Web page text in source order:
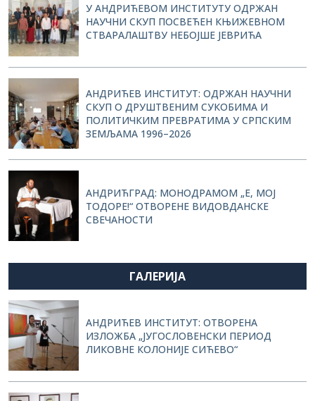
У АНДРИЋЕВОМ ИНСТИТУТУ ОДРЖАН
НАУЧНИ СКУП ПОСВЕЋЕН КЊИЖЕВНОМ
СТВАРАЛАШТВУ НЕБОЈШЕ ЈЕВРИЋА
АНДРИЋЕВ ИНСТИТУТ: ОДРЖАН НАУЧНИ
СКУП О ДРУШТВЕНИМ СУКОБИМА И
ПОЛИТИЧКИМ ПРЕВРАТИМА У СРПСКИМ
ЗЕМЉАМА 1996–2026
АНДРИЋГРАД: МОНОДРАМОМ „Е, МОЈ
ТОДОРЕ!“ ОТВОРЕНЕ ВИДОВДАНСКЕ
СВЕЧАНОСТИ
ГАЛЕРИЈА
АНДРИЋЕВ ИНСТИТУТ: ОТВОРЕНА
ИЗЛОЖБА „ЈУГОСЛОВЕНСКИ ПЕРИОД
ЛИКОВНЕ КОЛОНИЈЕ СИЋЕВО“